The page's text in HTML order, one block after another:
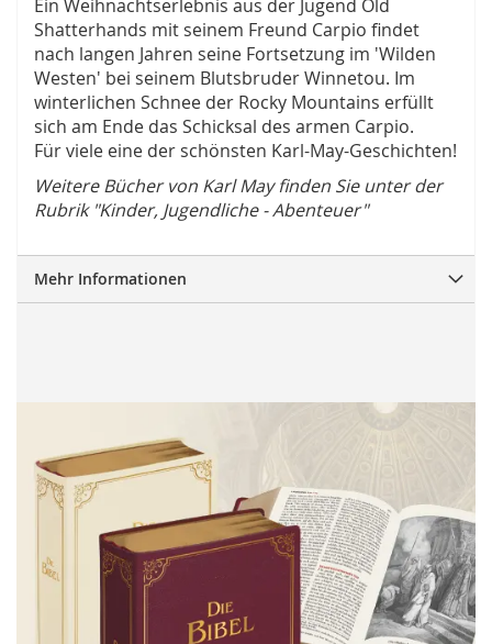
Ein Weihnachtserlebnis aus der Jugend Old
Shatterhands mit seinem Freund Carpio findet
nach langen Jahren seine Fortsetzung im 'Wilden
Westen' bei seinem Blutsbruder Winnetou. Im
winterlichen Schnee der Rocky Mountains erfüllt
sich am Ende das Schicksal des armen Carpio.
Für viele eine der schönsten Karl-May-Geschichten!
Weitere Bücher von Karl May finden Sie unter der
Rubrik "Kinder, Jugendliche - Abenteuer"
Mehr Informationen